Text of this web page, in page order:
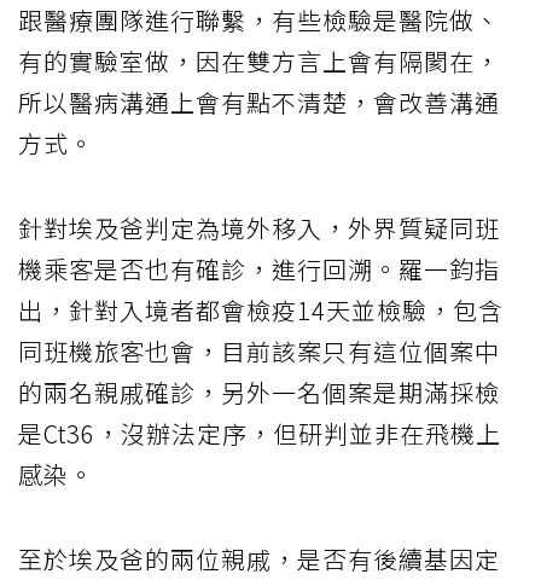
跟醫療團隊進行聯繫，有些檢驗是醫院做、
有的實驗室做，因在雙方言上會有隔閡在，
所以醫病溝通上會有點不清楚，會改善溝通
方式。
針對埃及爸判定為境外移入，外界質疑同班
機乘客是否也有確診，進行回溯。羅一鈞指
出，針對入境者都會檢疫14天並檢驗，包含
同班機旅客也會，目前該案只有這位個案中
的兩名親戚確診，另外一名個案是期滿採檢
是Ct36，沒辦法定序，但研判並非在飛機上
感染。
至於埃及爸的兩位親戚，是否有後續基因定